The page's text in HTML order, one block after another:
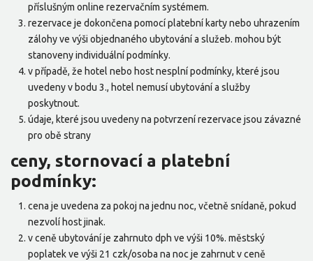
příslušným online rezervačním systémem.
rezervace je dokončena pomocí platební karty nebo uhrazením
zálohy ve výši objednaného ubytování a služeb. mohou být
stanoveny individuální podmínky.
v případě, že hotel nebo host nesplní podmínky, které jsou
uvedeny v bodu 3., hotel nemusí ubytování a služby
poskytnout.
údaje, které jsou uvedeny na potvrzení rezervace jsou závazné
pro obě strany
ceny, stornovací a platební
podmínky:
cena je uvedena za pokoj na jednu noc, včetně snídaně, pokud
nezvolí host jinak.
v ceně ubytování je zahrnuto dph ve výši 10%. městský
poplatek ve výši 21 czk/osoba na noc je zahrnut v ceně